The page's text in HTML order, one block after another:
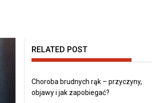
RELATED POST
Choroba brudnych rąk – przyczyny,
objawy i jak zapobiegać?